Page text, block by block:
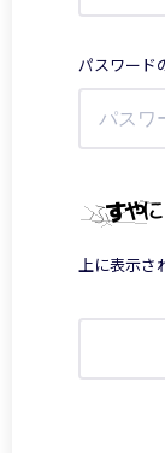
パスワード
上に表示さ